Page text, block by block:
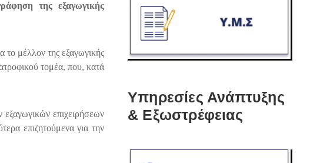
της εξαγωγικής
μέλλον της εξαγωγικής
τομέα, που, κατά
επιχειρήσεων
επιζητούμενα για την
Υπηρεσίες Ανάπτυξης
& Εξωστρέφειας